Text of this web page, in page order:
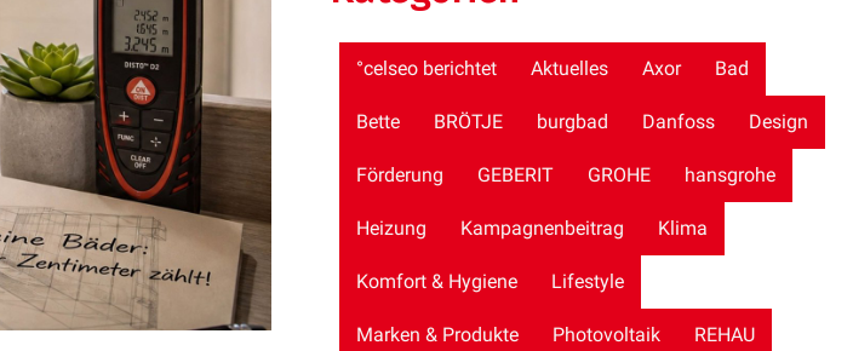
°celseo berichtet Aktuelles Axor Bad
Bette BRÖTJE burgbad Danfoss Design
Förderung GEBERIT GROHE hansgrohe
Heizung Kampagnenbeitrag Klima
Komfort & Hygiene Lifestyle
Marken & Produkte Photovoltaik REHAU